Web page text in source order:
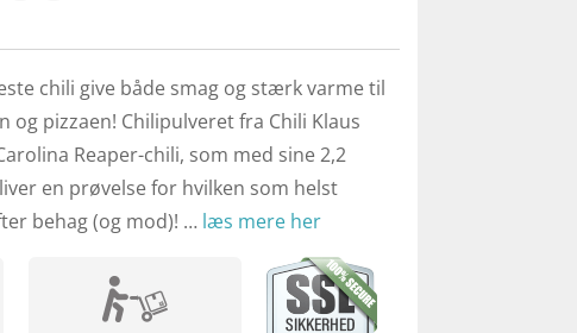
chili give både smag og stærk varme til
og pizzaen! Chilipulveret fra Chili Klaus
Reaper-chili, som med sine 2,2
en prøvelse for hvilken som helst
behag (og mod)! … læs mere her